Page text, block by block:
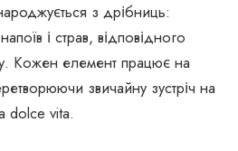
з дрібниць:
і страв, відповідного
Кожен елемент працює на
звичайну зустріч на
dolce vita.